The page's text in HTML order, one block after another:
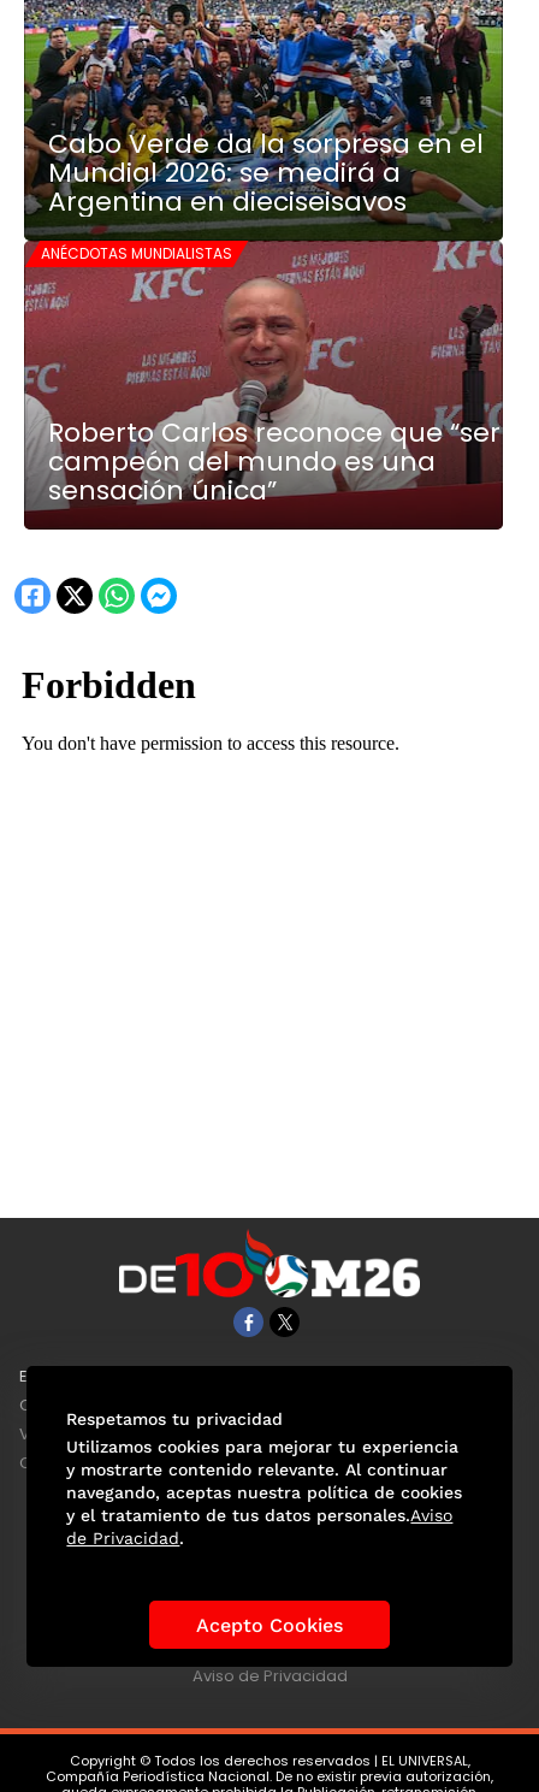
Cabo Verde da la sorpresa en el
Mundial 2026: se medirá a
Argentina en dieciseisavos
ANÉCDOTAS MUNDIALISTAS
Roberto Carlos reconoce que “ser
campeón del mundo es una
sensación única”
EL UNIVERSAL
Clase
ViveUSA
Confabulario
Historia de los Mundiales Lo viral Anécdotas Mundialistas
Las Figuras Tendencias Directorio
Aviso de Privacidad
Copyright © Todos los derechos reservados | EL UNIVERSAL,
Compañía Periodística Nacional. De no existir previa autorización,
Respetamos tu privacidad
Utilizamos cookies para mejorar tu experiencia
y mostrarte contenido relevante. Al continuar
navegando, aceptas nuestra política de cookies
y el tratamiento de tus datos personales.Aviso
de Privacidad.
Acepto Cookies